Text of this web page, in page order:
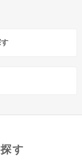
す